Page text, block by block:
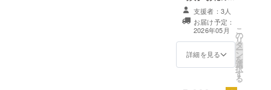
メール、キャス
ト一同の衣装姿
でのお礼の動
画、舞台写真
（ランダム）を
お送りします。
※メールの添付に
支援者：3人
お届け予定：
2026年05月
詳細を見る
こ
の
リ
タ
ー
ン
を
選
択
す
る